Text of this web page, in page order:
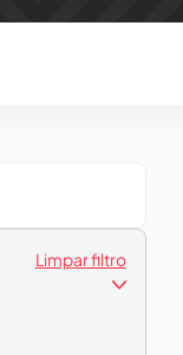
Limpar filtro